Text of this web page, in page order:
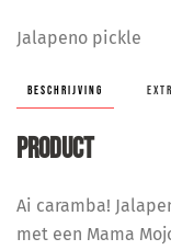
Jalapeno pickle
BESCHRIJVING
PRODUCT
Ai caramba!
met een Mama